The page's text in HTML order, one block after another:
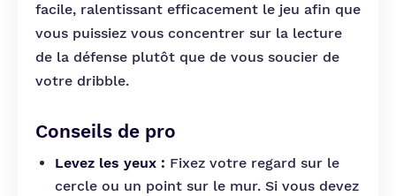
facile, ralentissant efficacement le jeu afin que
vous puissiez vous concentrer sur la lecture
de la défense plutôt que de vous soucier de
votre dribble.
Conseils de pro
Levez les yeux : Fixez votre regard sur le
cercle ou un point sur le mur. Si vous devez